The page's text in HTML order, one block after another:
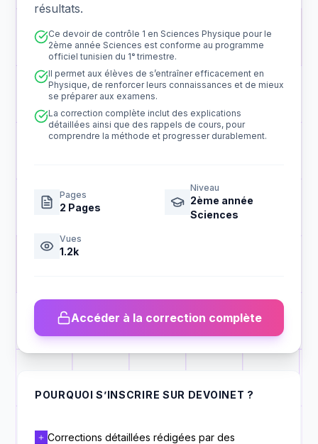
résultats.
Ce devoir de contrôle 1 en Sciences Physique pour le
2ème année Sciences est conforme au programme
officiel tunisien du 1ᵉ trimestre.
Il permet aux élèves de s’entraîner efficacement en
Physique, de renforcer leurs connaissances et de mieux
se préparer aux examens.
La correction complète inclut des explications
détaillées ainsi que des rappels de cours, pour
comprendre la méthode et progresser durablement.
Pages
2 Pages
Niveau
2ème année
Sciences
Vues
1.2k
Accéder à la correction complète
POURQUOI S’INSCRIRE SUR DEVOINET ?
Corrections détaillées rédigées par des